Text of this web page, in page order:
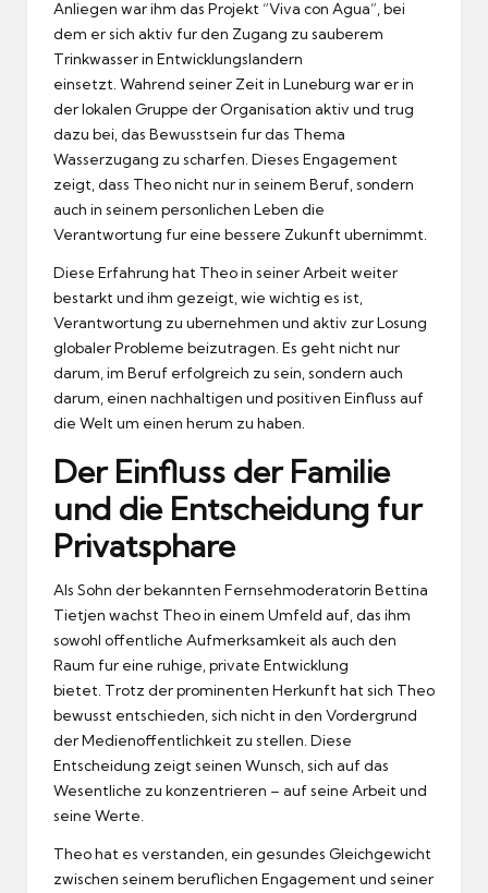
Anliegen war ihm das Projekt “Viva con Agua”, bei
dem er sich aktiv fur den Zugang zu sauberem
Trinkwasser in Entwicklungslandern
einsetzt. Wahrend seiner Zeit in Luneburg war er in
der lokalen Gruppe der Organisation aktiv und trug
dazu bei, das Bewusstsein fur das Thema
Wasserzugang zu scharfen. Dieses Engagement
zeigt, dass Theo nicht nur in seinem Beruf, sondern
auch in seinem personlichen Leben die
Verantwortung fur eine bessere Zukunft ubernimmt.
Diese Erfahrung hat Theo in seiner Arbeit weiter
bestarkt und ihm gezeigt, wie wichtig es ist,
Verantwortung zu ubernehmen und aktiv zur Losung
globaler Probleme beizutragen. Es geht nicht nur
darum, im Beruf erfolgreich zu sein, sondern auch
darum, einen nachhaltigen und positiven Einfluss auf
die Welt um einen herum zu haben.
Der Einfluss der Familie
und die Entscheidung fur
Privatsphare
Als Sohn der bekannten Fernsehmoderatorin Bettina
Tietjen wachst Theo in einem Umfeld auf, das ihm
sowohl offentliche Aufmerksamkeit als auch den
Raum fur eine ruhige, private Entwicklung
bietet. Trotz der prominenten Herkunft hat sich Theo
bewusst entschieden, sich nicht in den Vordergrund
der Medienoffentlichkeit zu stellen. Diese
Entscheidung zeigt seinen Wunsch, sich auf das
Wesentliche zu konzentrieren – auf seine Arbeit und
seine Werte.
Theo hat es verstanden, ein gesundes Gleichgewicht
zwischen seinem beruflichen Engagement und seiner